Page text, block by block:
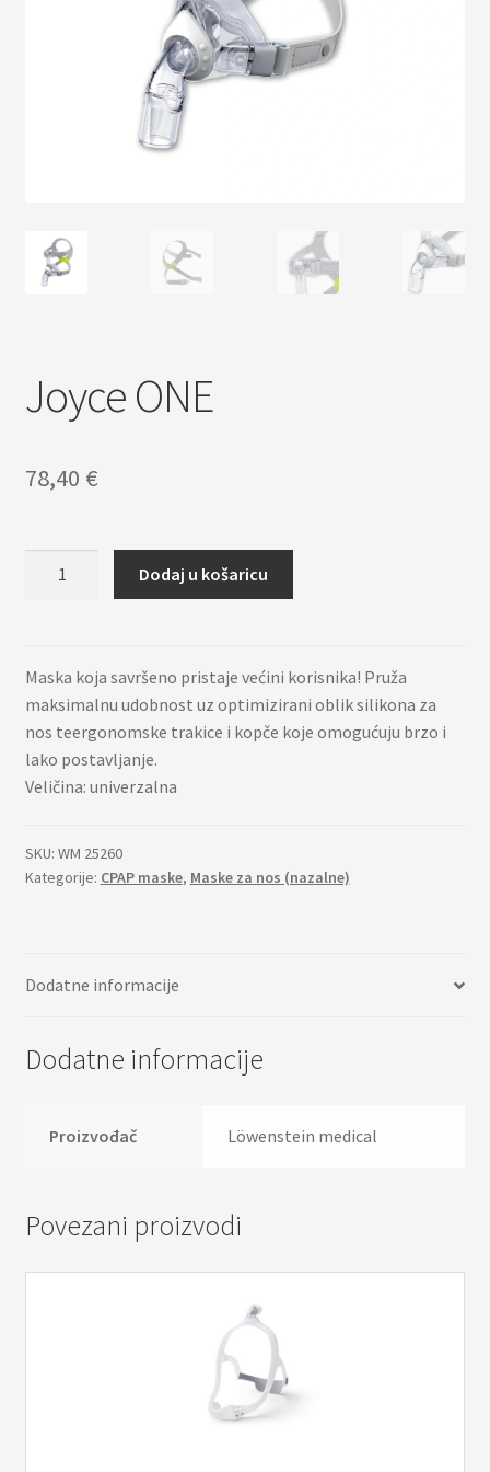
Povrat i reklamacije
Pravila privatnosti
Joyce ONE
78,40 €
Dodaj u košaricu
Maska koja savršeno pristaje većini korisnika! Pruža
maksimalnu udobnost uz optimizirani oblik silikona za
nos teergonomske trakice i kopče koje omogućuju brzo i
lako postavljanje.
Veličina: univerzalna
SKU: WM 25260
Kategorije: CPAP maske, Maske za nos (nazalne)
Dodatne informacije
Dodatne informacije
Proizvođač Löwenstein medical
Povezani proizvodi